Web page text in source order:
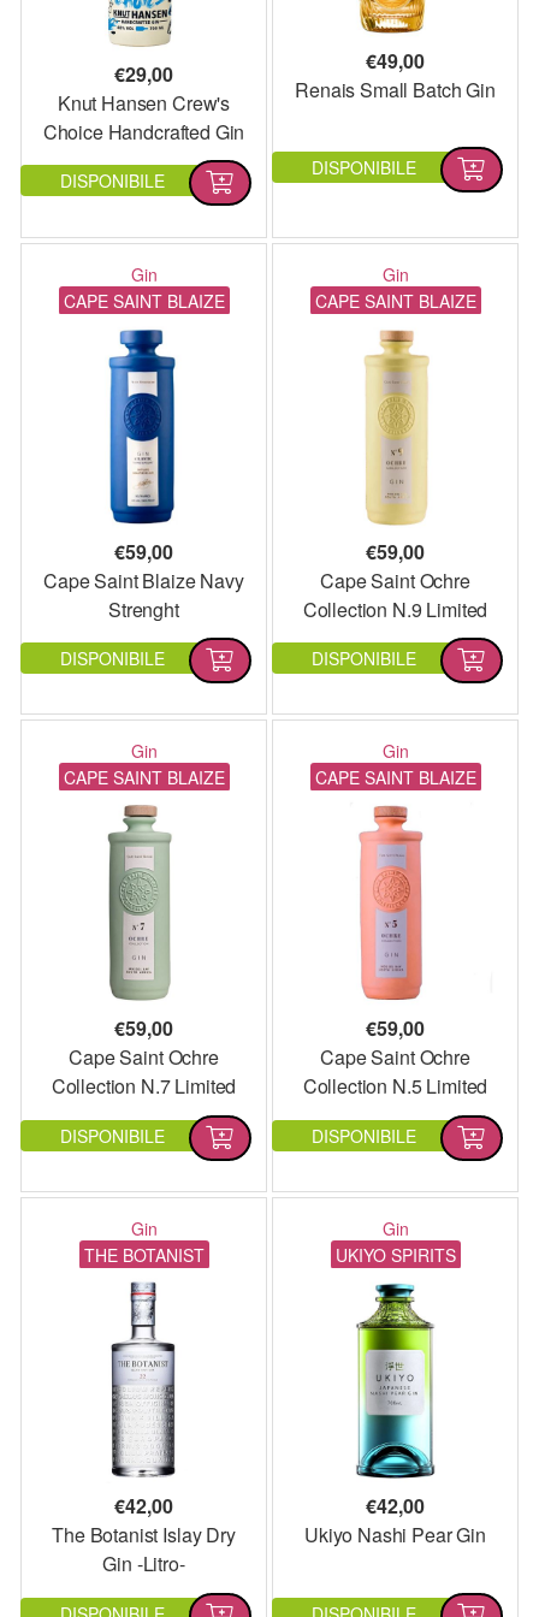
€29,00
Knut Hansen Crew's
Choice Handcrafted Gin
DISPONIBILE
€49,00
Renais Small Batch Gin
DISPONIBILE
Gin
CAPE SAINT BLAIZE
€59,00
Cape Saint Blaize Navy
Strenght
DISPONIBILE
Gin
CAPE SAINT BLAIZE
€59,00
Cape Saint Ochre
Collection N.9 Limited
Edition
DISPONIBILE
Gin
CAPE SAINT BLAIZE
€59,00
Cape Saint Ochre
Collection N.7 Limited
Edition
DISPONIBILE
Gin
CAPE SAINT BLAIZE
€59,00
Cape Saint Ochre
Collection N.5 Limited
Edition
DISPONIBILE
Gin
THE BOTANIST
€42,00
The Botanist Islay Dry
Gin -Litro-
Gin
UKIYO SPIRITS
€42,00
Ukiyo Nashi Pear Gin